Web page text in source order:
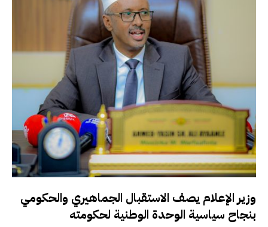
وزير الإعلام يصف الاستقبال الجماهيري والحكومي
بنجاح سياسية الوحدة الوطنية لحكومته